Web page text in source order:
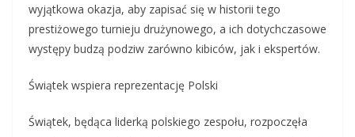
wyjątkowa okazja, aby zapisać się w historii tego
prestiżowego turnieju drużynowego, a ich dotychczasowe
występy budzą podziw zarówno kibiców, jak i ekspertów.
Świątek wspiera reprezentację Polski
Świątek, będąca liderką polskiego zespołu, rozpoczęła